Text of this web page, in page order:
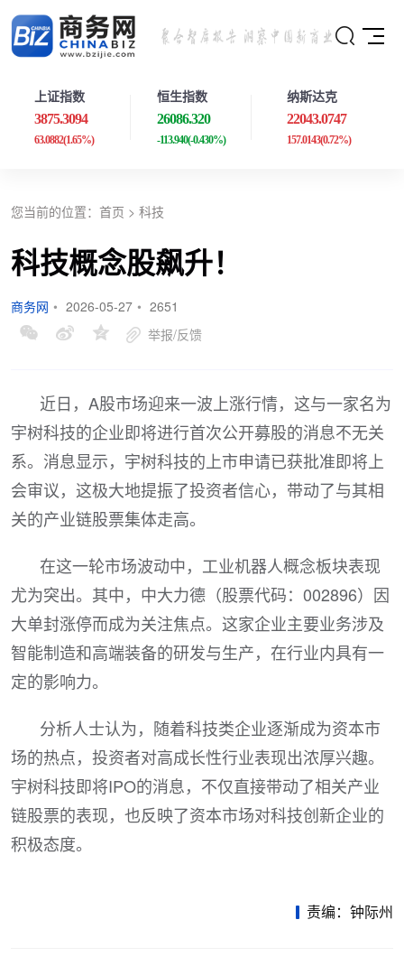
上证指数
3875.3094
63.0882(1.65%)
恒生指数
26086.320
-113.940(-0.430%)
纳斯达克
22043.0747
157.0143(0.72%)
您当前的位置： 首页 > 科技
科技概念股飙升！
商务网 • 2026-05-27 • 2651
举报/反馈
近日，A股市场迎来一波上涨行情，这与一家名为
宇树科技的企业即将进行首次公开募股的消息不无关
系。消息显示，宇树科技的上市申请已获批准即将上
会审议，这极大地提振了投资者信心，带动了与其相
关的产业链股票集体走高。
在这一轮市场波动中，工业机器人概念板块表现
尤为突出。其中，中大力德（股票代码：002896）因
大单封涨停而成为关注焦点。这家企业主要业务涉及
智能制造和高端装备的研发与生产，在行业内具有一
定的影响力。
分析人士认为，随着科技类企业逐渐成为资本市
场的热点，投资者对高成长性行业表现出浓厚兴趣。
宇树科技即将IPO的消息，不仅直接带动了相关产业
链股票的表现，也反映了资本市场对科技创新企业的
积极态度。
责编：钟际州